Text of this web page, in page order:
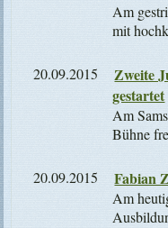
Am
mit
20.09.2015
Zweite
gestartet
Am
Bühne
20.09.2015 Fabian
Am